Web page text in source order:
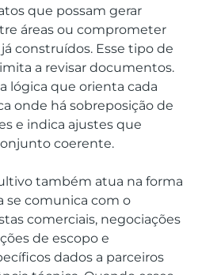
que possam gerar
áreas ou comprometer
construídos. Esse tipo de
a revisar documentos.
lógica que orienta cada
onde há sobreposição de
e indica ajustes que
coerente.
também atua na forma
se comunica com o
comerciais, negociações
de escopo e
dados a parceiros